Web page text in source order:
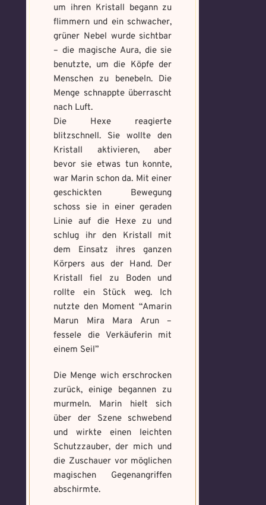
um ihren Kristall begann zu
flimmern und ein schwacher,
grüner Nebel wurde sichtbar
– die magische Aura, die sie
benutzte, um die Köpfe der
Menschen zu benebeln. Die
Menge schnappte überrascht
nach Luft.
Die Hexe reagierte
blitzschnell. Sie wollte den
Kristall aktivieren, aber
bevor sie etwas tun konnte,
war Marin schon da. Mit einer
geschickten Bewegung
schoss sie in einer geraden
Linie auf die Hexe zu und
schlug ihr den Kristall mit
dem Einsatz ihres ganzen
Körpers aus der Hand. Der
Kristall fiel zu Boden und
rollte ein Stück weg. Ich
nutzte den Moment “Amarin
Marun Mira Mara Arun –
fessele die Verkäuferin mit
einem Seil”
Die Menge wich erschrocken
zurück, einige begannen zu
murmeln. Marin hielt sich
über der Szene schwebend
und wirkte einen leichten
Schutzzauber, der mich und
die Zuschauer vor möglichen
magischen Gegenangriffen
abschirmte.
Max file size: 9.08 MB. | Allowed file
number of file: 1
Select Files
Absenden